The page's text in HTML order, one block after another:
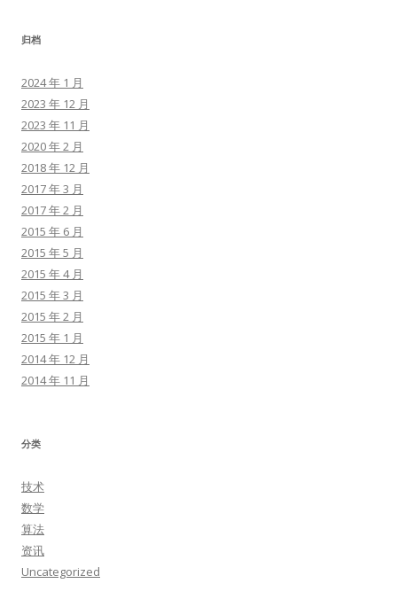
归档
2024 年 1 月
2023 年 12 月
2023 年 11 月
2020 年 2 月
2018 年 12 月
2017 年 3 月
2017 年 2 月
2015 年 6 月
2015 年 5 月
2015 年 4 月
2015 年 3 月
2015 年 2 月
2015 年 1 月
2014 年 12 月
2014 年 11 月
分类
技术
数学
算法
资讯
Uncategorized